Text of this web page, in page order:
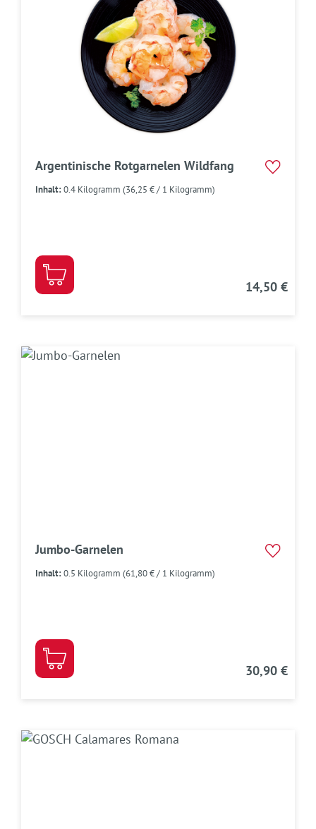
Argentinische Rotgarnelen Wildfang
Inhalt:0.4 Kilogramm (36,25 € / 1 Kilogramm)
14,50 €
Jumbo-Garnelen
Inhalt:0.5 Kilogramm (61,80 € / 1 Kilogramm)
30,90 €